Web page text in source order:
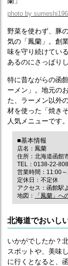
photo by
野菜を使わず、豚
気の「鳳蘭」。創
味を守り続けてい
あるのにさっぱり
特に昔ながらの函
ーメン」。地元の
た、ラーメン以外
材を使った「焼き
人気メニューです
■基本情報
店名：鳳蘭
住所：北海道函館
TEL：0138-22-
営業時間：11:00
定休日：不定休
アクセス：函館駅
地図：
「鳳蘭」へ
北海道でおいし
いかがでしたか？
スポットや、美味
に行くとなると、